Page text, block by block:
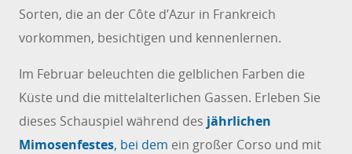
Sorten, die an der Côte d’Azur in Frankreich
vorkommen, besichtigen und kennenlernen.
Im Februar beleuchten die gelblichen Farben die
Küste und die mittelalterlichen Gassen. Erleben Sie
dieses Schauspiel während des jährlichen
Mimosenfestes, bei dem ein großer Corso und mit